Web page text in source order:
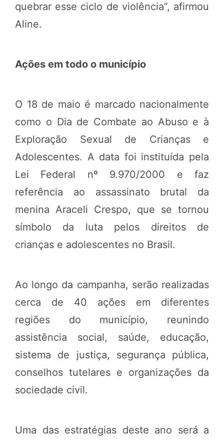
quebrar esse ciclo de violência”, afirmou
Aline.
Ações em todo o município
O 18 de maio é marcado nacionalmente
como o Dia de Combate ao Abuso e à
Exploração Sexual de Crianças e
Adolescentes. A data foi instituída pela
Lei Federal nº 9.970/2000 e faz
referência ao assassinato brutal da
menina Araceli Crespo, que se tornou
símbolo da luta pelos direitos de
crianças e adolescentes no Brasil.
Ao longo da campanha, serão realizadas
cerca de 40 ações em diferentes
regiões do município, reunindo
assistência social, saúde, educação,
sistema de justiça, segurança pública,
conselhos tutelares e organizações da
sociedade civil.
Uma das estratégias deste ano será a